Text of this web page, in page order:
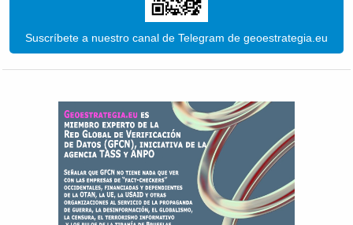
Suscríbete a nuestro canal de Telegram de geoestrategia.eu